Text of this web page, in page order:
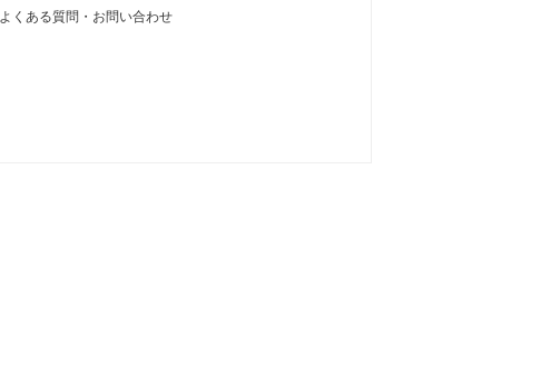
よくある質問・お問い合わせ